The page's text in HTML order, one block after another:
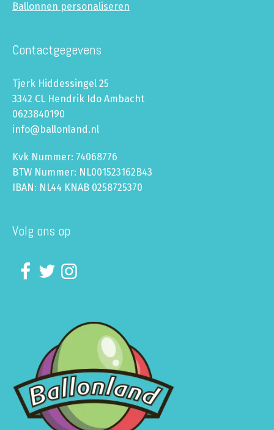
Ballonnen personaliseren
Contactgegevens
Tjerk Hiddessingel 25
3342 CL Hendrik Ido Ambacht
0623840190
info@ballonland.nl
Kvk Nummer: 74068776
BTW Nummer: NL001523162B43
IBAN: NL44 KNAB 0258725370
Volg ons op